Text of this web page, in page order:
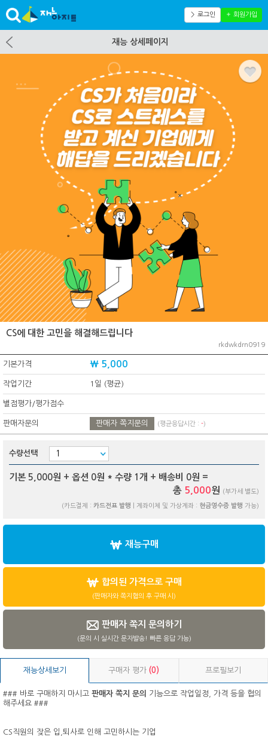
＞ 로그인 ＋ 회원가입
재능 상세페이지
CS에 대한 고민을 해결해드립니다
rkdwkdrn0919
기본가격 ₩ 5,000
작업기간 1일 (평균)
별점평가/평가점수
판매자문의 판매자 쪽지문의 (평균응답시간 : -)
수량선택
기본 5,000원 + 옵션 0원 * 수량 1 개 + 배송비 0원 =
총 5,000원 (부가세 별도)
(카드결제 : 카드전표 발행 | 계좌이체 및 가상계좌 : 현금영수증 발행 가능)
재능구매
합의된 가격으로 구매
(판매자와 쪽지협의 후 구매 시)
판매자 쪽지 문의하기
(문의 시 실시간 문자발송! 빠른 응답 가능)
재능상세보기 구매자 평가(0) 프로필보기
### 바로 구매하지 마시고 판매자 쪽지 문의
기능으로 작업일정, 가격 등을 협의
해주세요 ###
CS직원의 잦은 입,퇴사로 인해 고민하시는 기업